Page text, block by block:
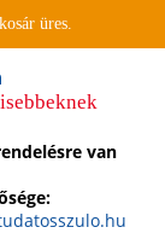
van
üres.